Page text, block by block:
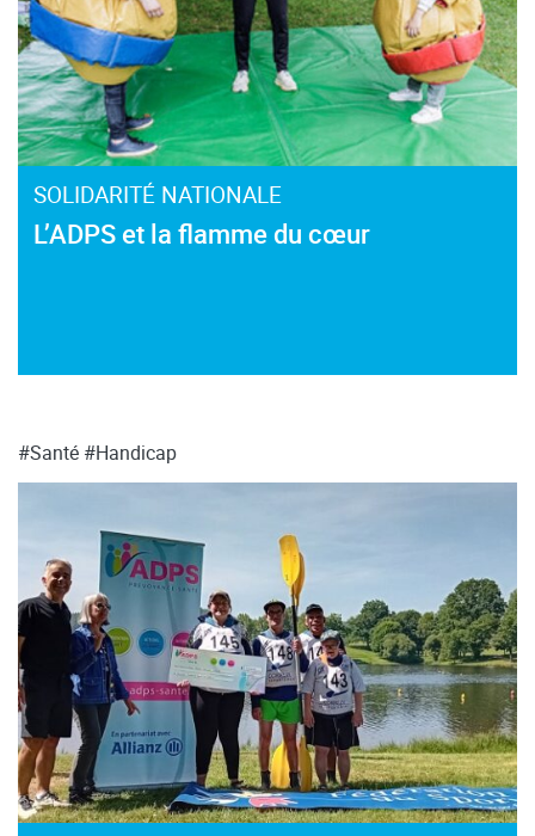
SOLIDARITÉ NATIONALE
L’ADPS et la flamme du cœur
#Santé #Handicap